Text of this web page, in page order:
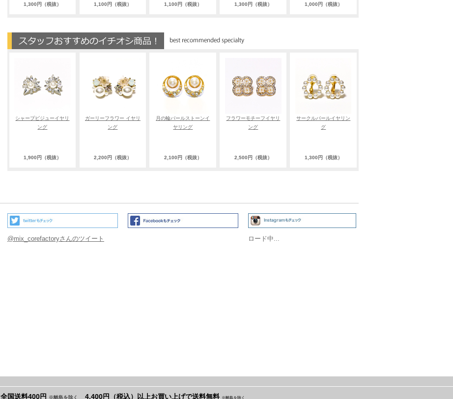
1,300円（税抜） 1,100円（税抜） 1,100円（税抜） 1,300円（税抜） 1,000円（税抜）
シャープビジューイヤリ
ング
1,900円（税抜）
ガーリーフラワー イヤリ
ング
2,200円（税抜）
月の輪パールストーンイ
ヤリング
2,100円（税抜）
フラワーモチーフイヤリ
ング
2,500円（税抜）
サークルパールイヤリン
グ
1,300円（税抜）
@mix_corefactoryさんのツイート ロード中...
全国送料400円 ※離島を除く 4,400円（税込）以上お買い上げで送料無料 ※離島を除く